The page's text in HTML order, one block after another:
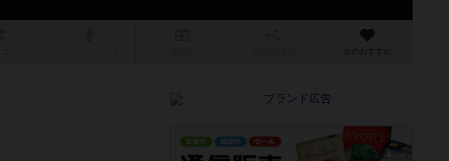
次のおすすめ